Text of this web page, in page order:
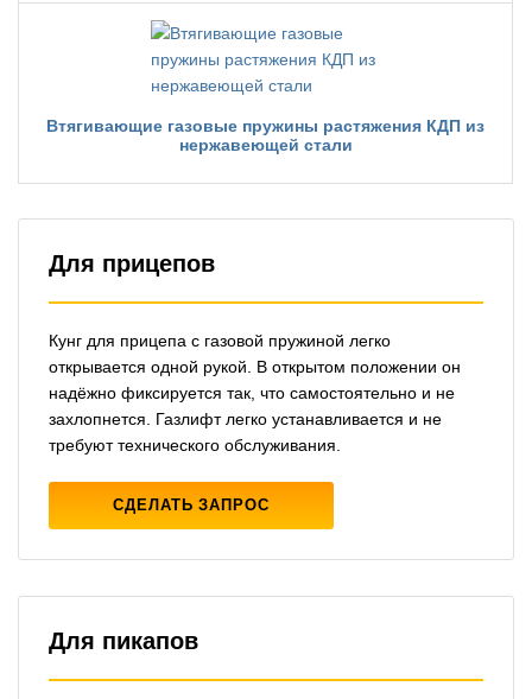
Втягивающие газовые пружины растяжения КДП из
нержавеющей стали
Для прицепов
Кунг для прицепа с газовой пружиной легко
открывается одной рукой. В открытом положении он
надёжно фиксируется так, что самостоятельно и не
захлопнется. Газлифт легко устанавливается и не
требуют технического обслуживания.
СДЕЛАТЬ ЗАПРОС
Для пикапов